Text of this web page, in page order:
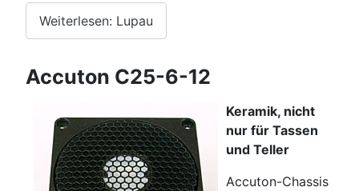
Weiterlesen: Lupau
Accuton C25-6-12
Keramik, nicht
nur für Tassen
und Teller
Accuton-Chassis